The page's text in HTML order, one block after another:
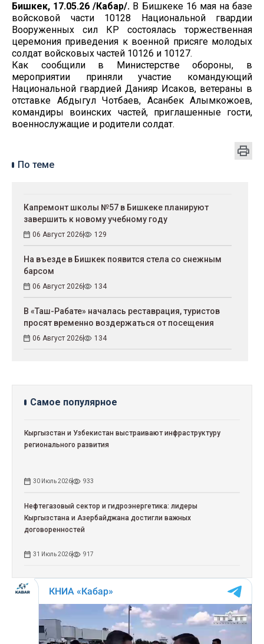
Бишкек, 17.05.26 /Кабар/. В Бишкеке 16 мая на базе
войсковой части 10128 Национальной гвардии
Вооруженных сил КР состоялась торжественная
церемония приведения к военной присяге молодых
солдат войсковых частей 10126 и 10127.
Как сообщили в Министерстве обороны, в
мероприятии приняли участие командующий
Национальной гвардией Данияр Исаков, ветераны в
отставке Абдыгул Чотбаев, Асанбек Алымкожоев,
командиры воинских частей, приглашенные гости,
военнослужащие и родители солдат.
По теме
Капремонт школы №57 в Бишкеке планируют
завершить к новому учебному году
06 Август 2026 129
На въезде в Бишкек появится стела со снежным
барсом
06 Август 2026 134
В «Таш-Рабате» началась реставрация, туристов
просят временно воздержаться от посещения
06 Август 2026 134
Самое популярное
Кыргызстан и Узбекистан выстраивают инфраструктуру
регионального развития
30 Июль 2026 933
Нефтегазовый сектор и гидроэнергетика: лидеры
Кыргызстана и Азербайджана достигли важных
договоренностей
31 Июль 2026 917